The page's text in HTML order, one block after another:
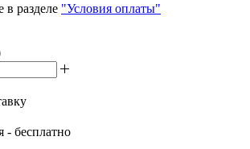
в разделе "Условия оплаты"
- бесплатно